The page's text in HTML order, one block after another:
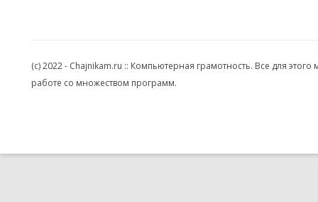
(c) 2022 - Chajnikam.ru :: Компьютерная грамотность. Все для
работе со множеством программ.